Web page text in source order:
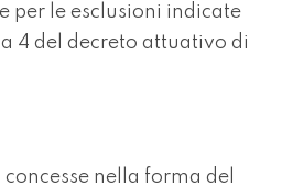
per le esclusioni indicate
4 del decreto attuativo di
nella forma del